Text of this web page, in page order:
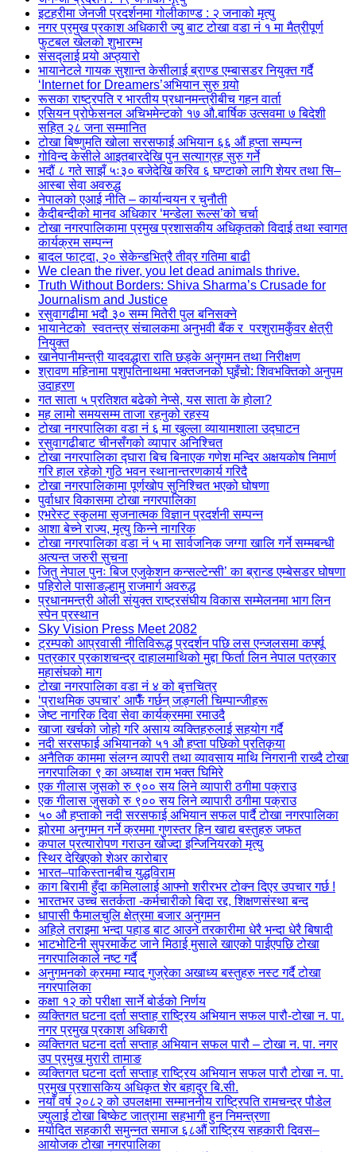
इटहरीमा जेनजी प्रदर्शनमा गोलीकाण्ड : २ जनाको मृत्यु
नगर प्रमुख प्रकाश अधिकारी ज्यु बाट टोखा वडा नं १ मा मैत्रीपूर्ण
फुटबल खेलको शुभारम्भ
संसद्लाई पर्‍यो अप्ठ्यारो
भायानेटले गायक सुशान्त केसीलाई ब्राण्ड एम्बासडर नियुक्त गर्दै
‘Internet for Dreamers’अभियान सुरु गर्‍यो
रूसका राष्ट्रपति र भारतीय प्रधानमन्त्रीबीच गहन वार्ता
एसियन प्रोफेसनल अचिभमेन्टको १७ औ.बार्षिक उत्सवमा ७ बिदेशी
सहित २८ जना सम्मानित
टोखा बिष्णुमति खोला सरसफाई अभियान ६६ औं हप्ता सम्पन्न
गोविन्द केसीले आइतबारदेखि पुन सत्याग्रह सुरु गर्ने
भदौं ८ गते साझँ ५ः३० बजेदेखि करिव ६ घण्टाको लागि शेयर तथा सि–
आस्बा सेवा अवरुद्ध
नेपालको एआई नीति – कार्यान्वयन र चुनौती
कैदीबन्दीको मानव अधिकार ‘मन्डेला रूल्स’को चर्चा
टोखा नगरपालिकामा प्रमुख प्रशासकीय अधिकृतको विदाई तथा स्वागत
कार्यक्रम सम्पन्न
बादल फाट्दा, २० सेकेन्डभित्रै तीव्र गतिमा बाढी
We clean the river, you let dead animals thrive.
Truth Without Borders: Shiva Sharma’s Crusade for
Journalism and Justice
रसुवागढीमा भदौ ३० सम्म मितेरी पुल बनिसक्ने
भायानेटको स्वतन्त्र संचालकमा अनुभवी बैंक र परशुरामकुँवर क्षेत्री
नियुक्त
खानेपानीमन्त्री यादवद्धारा राति छड्के अनुगमन तथा निरीक्षण
श्रावण महिनामा पशुपतिनाथमा भक्तजनको घुइँचो: शिवभक्तिको अनुपम
उदाहरण
गत साता ५ प्रतिशत बढेको नेप्से, यस साता के होला?
मह लामो समयसम्म ताजा रहनुको रहस्य
टोखा नगरपालिका वडा नं ६ मा खुल्ला व्यायामशाला उद्घाटन
रसुवागढीबाट चीनसँगको व्यापार अनिश्चित
टोखा नगरपालिका द्घारा बिच बिनाएक गणेश मन्दिर अक्षयकोष निमार्ण
गरि हाल रहेको गुठि भवन स्थानान्तरणकार्य गरिदै
टोखा नगरपालिकामा पूर्णखोप सुनिश्चित भएको घोषणा
पुर्वाधार विकासमा टोखा नगरपालिका
एभरेस्ट स्कुलमा सृजनात्मक विज्ञान प्रदर्शनी सम्पन्न
आशा बेच्ने राज्य, मृत्यु किन्ने नागरिक
टोखा नगरपालिका वडा नं ५ मा सार्वजनिक जग्गा खालि गर्ने सम्मबन्धी
अत्यन्त जरुरी सुचना
जितु नेपाल पुनः बिज एजुकेशन कन्सल्टेन्सी’ का ब्रान्ड एम्बेसडर घोषणा
पहिरोले पासाङल्हामु राजमार्ग अवरुद्ध
प्रधानमन्त्री ओली संयुक्त राष्ट्रसंघीय विकास सम्मेलनमा भाग लिन
स्पेन प्रस्थान
Sky Vision Press Meet 2082
ट्रम्पको आप्रवासी नीतिविरूद्ध प्रदर्शन पछि लस एन्जलसमा कर्फ्यू
पत्रकार प्रकाशचन्द्र दाहालमाथिको मुद्दा फिर्ता लिन नेपाल पत्रकार
महासंघको माग
टोखा नगरपालिका वडा नं ४ को बृत्तचित्र
‘प्राथमिक उपचार’ आफैँ गर्छन् जङ्गली चिम्पान्जीहरू
जेष्ट नागरिक दिवा सेवा कार्यक्रममा रमाउदै
खाजा खर्चको जोहो गरि असाय व्यक्तिहरुलाई सहयोग गर्दै
नदी सरसफाई अभियानको ५१ औ हप्ता पछिको प्रतिकृया
अनैतिक काममा संलग्न व्यापरी तथा व्यावसाय माथि निगरानी राख्दै टोखा
नगरपालिका ९ का अध्याक्ष राम भक्त घिमिरे
एक गीलास जुसको रु ९०० सय लिने व्यापारी ठगीमा पक्राउ
एक गीलास जुसको रु ९०० सय लिने व्यापारी ठगीमा पक्राउ
५० औ हप्ताको नदी सरसफाई अभियान सफल पार्दै टोखा नगरपालिका
झोरमा अनुगमन गर्ने क्रममा गुणस्तर हिन खाद्य बस्तुहरु जफत
कपाल प्रत्यारोपण गराउन खोज्दा इन्जिनियरको मृत्यु
स्थिर देखिएको शेअर कारोबार
भारत–पाकिस्तानबीच युद्धविराम
काग बिरामी हुँदा कमिलालाई आफ्नो शरीरभर टोक्न दिएर उपचार गर्छ !
भारतभर उच्च सतर्कता -कर्मचारीको बिदा रद्द, शिक्षणसंस्था बन्द
धापासी फैमालचुलि क्षेत्रमा बजार अनुगमन
अहिले तराइमा भन्दा पहाड बाट आउने तरकारीमा धेरै भन्दा धेरै बिषादी
भाटभोटिनी सुपरमार्केट जाने मिठाई मुसाले खाएको पाईएपछि टोखा
नगरपालिकाले नष्ट गर्दै
अनुगमनको क्रममा म्याद गुज्रेका अखाध्य बस्तुहरु नस्ट गर्दै टोखा
नगरपालिका
कक्षा १२ को परीक्षा सार्ने बोर्डको निर्णय
व्यक्तिगत घटना दर्ता सप्ताह राष्ट्रिय अभियान सफल पारौ-टोखा न. पा.
नगर प्रमुख प्रकाश अधिकारी
व्यक्तिगत घटना दर्ता सप्ताह अभियान सफल पारौ – टोखा न. पा. नगर
उप प्रमुख मुरारी तामाङ
व्यक्तिगत घटना दर्ता सप्ताह राष्ट्रिय अभियान सफल पारौ टोखा न. पा.
प्रमुख प्रशासकिय अधिकृत शेर बहादुर बि.सी.
नयाँ वर्ष २०८२ को उपलक्षमा सम्माननीय राष्ट्रिपति रामचन्द्र पौडेल
ज्युलाई टोखा बिष्केट जात्रामा सहभागी हुन निमन्त्रणा
मर्यादित सहकारी समुन्नत समाज ६८औं राष्ट्रिय सहकारी दिवस–
आयोजक टोखा नगरपालिका